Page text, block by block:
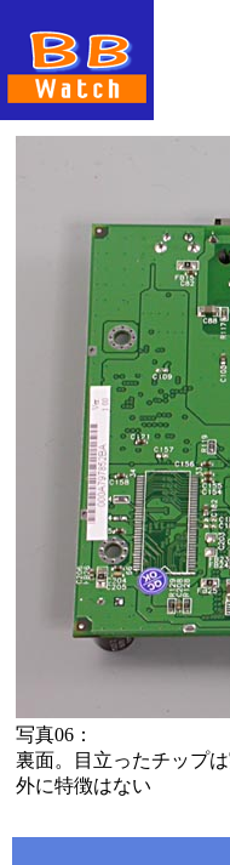
写真06：
裏面。目立ったチップ
外に特徴はない